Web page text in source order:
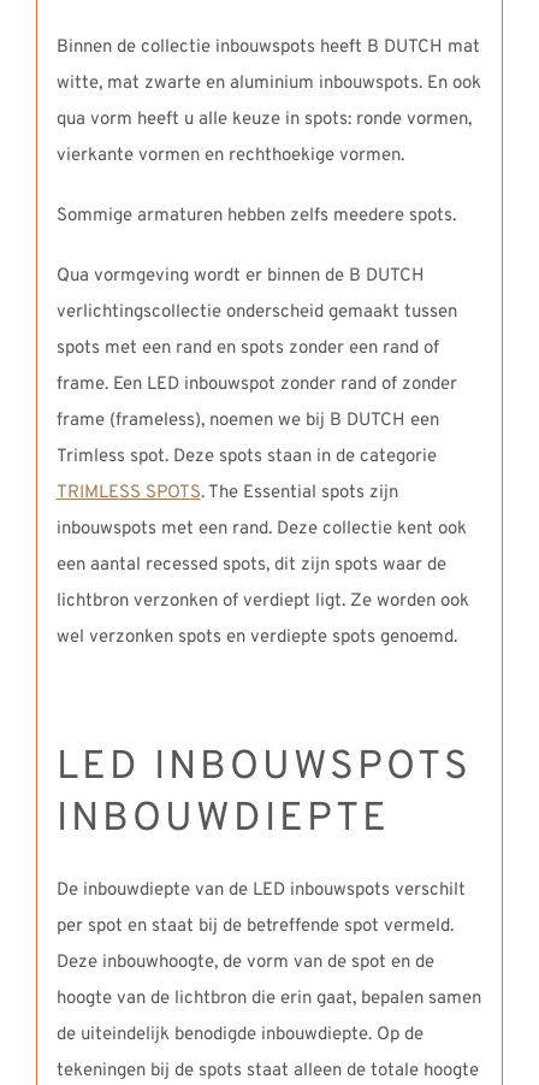
Binnen de collectie inbouwspots heeft B DUTCH mat
witte, mat zwarte en aluminium inbouwspots. En ook
qua vorm heeft u alle keuze in spots: ronde vormen,
vierkante vormen en rechthoekige vormen.
Sommige armaturen hebben zelfs meedere spots.
Qua vormgeving wordt er binnen de B DUTCH
verlichtingscollectie onderscheid gemaakt tussen
spots met een rand en spots zonder een rand of
frame. Een LED inbouwspot zonder rand of zonder
frame (frameless), noemen we bij B DUTCH een
Trimless spot. Deze spots staan in de categorie
TRIMLESS SPOTS. The Essential spots zijn
inbouwspots met een rand. Deze collectie kent ook
een aantal recessed spots, dit zijn spots waar de
lichtbron verzonken of verdiept ligt. Ze worden ook
wel verzonken spots en verdiepte spots genoemd.
LED INBOUWSPOTS
INBOUWDIEPTE
De inbouwdiepte van de LED inbouwspots verschilt
per spot en staat bij de betreffende spot vermeld.
Deze inbouwhoogte, de vorm van de spot en de
hoogte van de lichtbron die erin gaat, bepalen samen
de uiteindelijk benodigde inbouwdiepte. Op de
tekeningen bij de spots staat alleen de totale hoogte